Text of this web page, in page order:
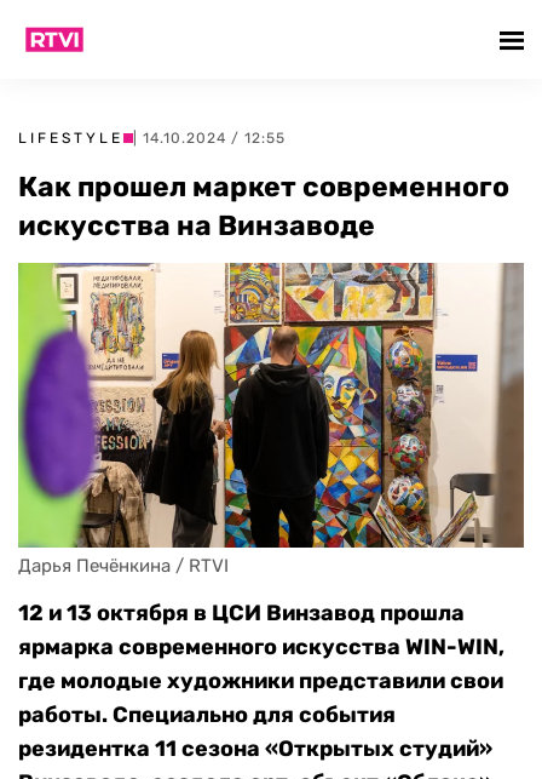
LIFESTYLE | 14.10.2024 / 12:55
Как прошел маркет современного
искусства на Винзаводе
Дарья Печёнкина / RTVI
12 и 13 октября в ЦСИ Винзавод прошла
ярмарка современного искусства WIN-WIN,
где молодые художники представили свои
работы. Специально для события
резидентка 11 сезона «Открытых студий»